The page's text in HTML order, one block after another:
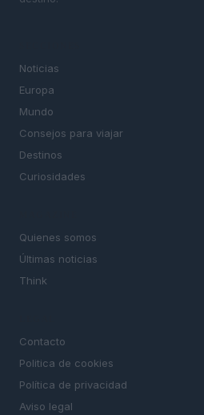
Noticias
Europa
Mundo
Consejos para viajar
Destinos
Curiosidades
Quienes somos
Últimas noticias
Think
Contacto
Politica de cookies
Política de privacidad
Aviso legal